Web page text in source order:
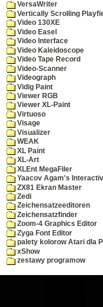
VersaWriter
Vertically Scrolling
Video 130XE
Video Easel
Video Interface
Video Kaleidoscope
Video Tape Record
Video-Scanner
Videograph
Vidig Paint
Viewer RGB
Viewer XL-Paint
Virtuoso
Visage
Visualizer
WEAK
XL Paint
XL-Art
XLEnt MegaFiler
Yaacov Agam's
ZX81 Ekran Master
Zedi
Zeichensatzeeditoren
Zeichensatzfinder
Zoom-4 Graphics Editor
Zyga Font Editor
palety kolorow Atari dla
xShow
zestawy programow